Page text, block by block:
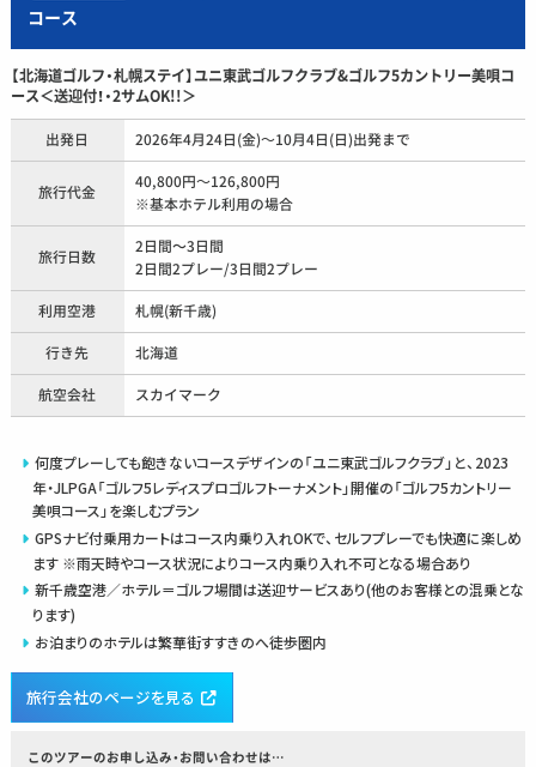
コース
【北海道ゴルフ・札幌ステイ】ユニ東武ゴルフクラブ&ゴルフ5カントリー美唄コ
ース＜送迎付！・2サムOK!!＞
出発日 2026年4月24日(金)～10月4日(日)出発まで
旅行代金
40,800円～126,800円
※基本ホテル利用の場合
旅行日数
2日間〜3日間
2日間2プレー/3日間2プレー
利用空港 札幌(新千歳)
行き先 北海道
航空会社 スカイマーク
何度プレーしても飽きないコースデザインの「ユニ東武ゴルフクラブ」と、2023
年・JLPGA「ゴルフ5レディスプロゴルフトーナメント」開催の「ゴルフ5カントリー
美唄コース」を楽しむプラン
GPSナビ付乗用カートはコース内乗り入れOKで、セルフプレーでも快適に楽しめ
ます ※雨天時やコース状況によりコース内乗り入れ不可となる場合あり
新千歳空港／ホテル＝ゴルフ場間は送迎サービスあり(他のお客様との混乗とな
ります)
お泊まりのホテルは繁華街すすきのへ徒歩圏内
旅行会社のページを見る
このツアーのお申し込み・お問い合わせは…